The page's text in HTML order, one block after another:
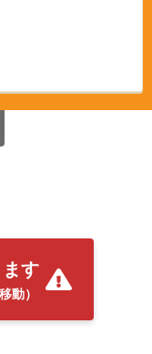
す
動）